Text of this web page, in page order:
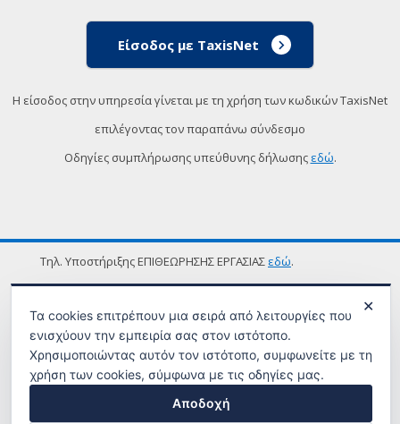
Είσοδος με TaxisNet
Η είσοδος στην υπηρεσία γίνεται με τη χρήση των κωδικών TaxisNet
επιλέγοντας τον παραπάνω σύνδεσμο
Οδηγίες συμπλήρωσης υπεύθυνης δήλωσης εδώ.
Τηλ. Υποστήριξης ΕΠΙΘΕΩΡΗΣΗΣ ΕΡΓΑΣΙΑΣ εδώ.
ΟΡΟΙ ΧΡΗΣΗΣ
✕
Τα cookies επιτρέπουν μια σειρά από λειτουργίες που
ενισχύουν την εμπειρία σας στον ιστότοπο.
Χρησιμοποιώντας αυτόν τον ιστότοπο, συμφωνείτε με τη
χρήση των cookies, σύμφωνα με τις οδηγίες μας.
Αποδοχή